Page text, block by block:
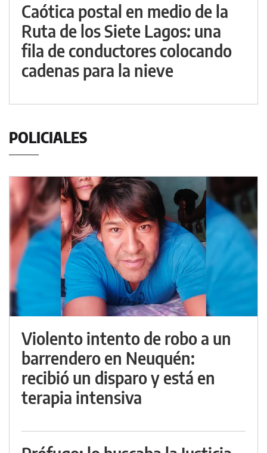
Caótica postal en medio de la
Ruta de los Siete Lagos: una
fila de conductores colocando
cadenas para la nieve
POLICIALES
Violento intento de robo a un
barrendero en Neuquén:
recibió un disparo y está en
terapia intensiva